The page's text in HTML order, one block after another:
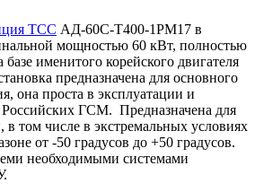
ТСС АД-60С-Т400-1РМ17 в
мощностью 60 кВт, полностью
базе именитого корейского двигателя
предназначена для основного
она проста в эксплуатации и
Российских ГСМ. Предназначена для
в том числе в экстремальных условиях
от -50 градусов до +50 градусов.
необходимыми системами